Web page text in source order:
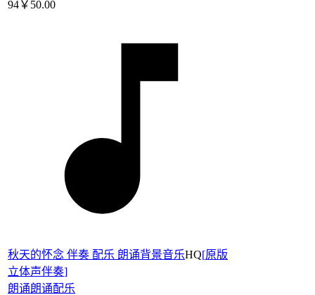
94￥50.00
秋天的怀念 伴奏 配乐 朗诵背景音乐HQ[原版
立体声伴奏]
朗诵朗诵配乐